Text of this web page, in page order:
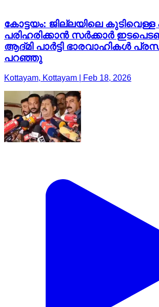
കോട്ടയം: ജില്ലയിലെ കുടിവെള്ള
പരിഹരിക്കാൻ സർക്കാർ
ആദ്മി പാർട്ടി ഭാരവാഹികൾ
പറഞ്ഞു
Kottayam, Kottayam | Feb 18, 2026